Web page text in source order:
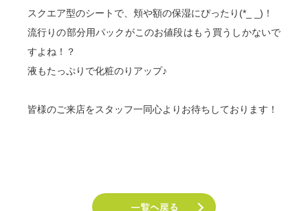
スクエア型のシートで、頬や額の保湿にぴったり(*_ _)！
流行りの部分用パックがこのお値段はもう買うしかないで
すよね！？
液もたっぷりで化粧のりアップ♪
皆様のご来店をスタッフ一同心よりお待ちしております！